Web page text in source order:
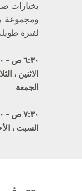
بخيارات
ومجموعة
لفترة
٦:٣٠ ص - ٩:٣٠ ص
الاثنين ،
الجمعة
٧:٣٠ ص - ١٠:٣٠ ص
السبت ،